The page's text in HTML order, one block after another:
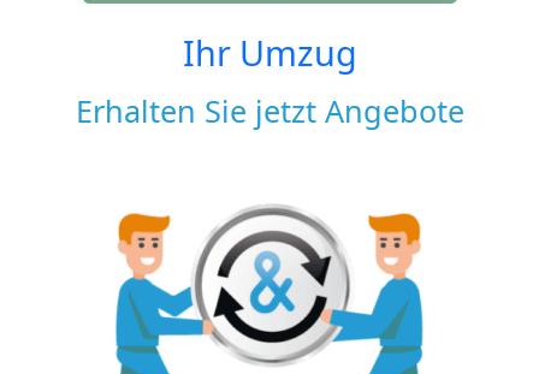
Ihr Umzug
Erhalten Sie jetzt Angebote